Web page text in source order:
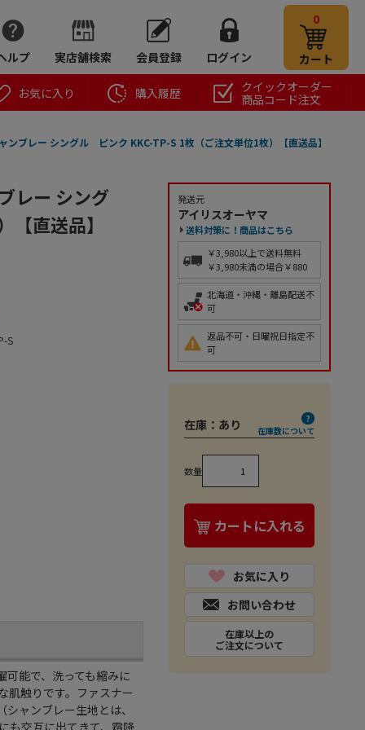
ルプ 実店舗検索 会員登録 ログイン
0
カート
お気に入り 購入履歴
クイックオーダー
商品コード注文
ブレー シングル ピンク KKC-TP-S 1枚（ご注文単位1枚）【直送品】
レー シング
直送品】
S
能で、洗っても縮みに
肌触りです。ファスナー
ャンブレー生地とは、
も交互に出てきて、霜降
発送元
アイリスオーヤマ
送料対策に！商品はこちら
￥3,980以上で送料無料
￥3,980未満の場合￥880
北海道・沖縄・離島配送不
可
返品不可・日曜祝日指定不
可
在庫： あり 在庫数について
数量
カートに入れる
お気に入り
お問い合わせ
在庫以上の
ご注文について